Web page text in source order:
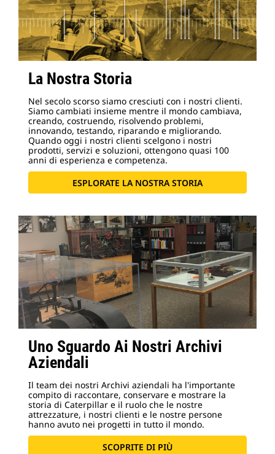
La Nostra Storia
Nel secolo scorso siamo cresciuti con i nostri clienti.
Siamo cambiati insieme mentre il mondo cambiava,
creando, costruendo, risolvendo problemi,
innovando, testando, riparando e migliorando.
Quando oggi i nostri clienti scelgono i nostri
prodotti, servizi e soluzioni, ottengono quasi 100
anni di esperienza e competenza.
ESPLORATE LA NOSTRA STORIA
Uno Sguardo Ai Nostri Archivi
Aziendali
Il team dei nostri Archivi aziendali ha l'importante
compito di raccontare, conservare e mostrare la
storia di Caterpillar e il ruolo che le nostre
attrezzature, i nostri clienti e le nostre persone
hanno avuto nei progetti in tutto il mondo.
SCOPRITE DI PIÙ